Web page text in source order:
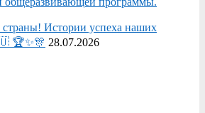
Истории успеха наших
🏆✨🎊 28.07.2026